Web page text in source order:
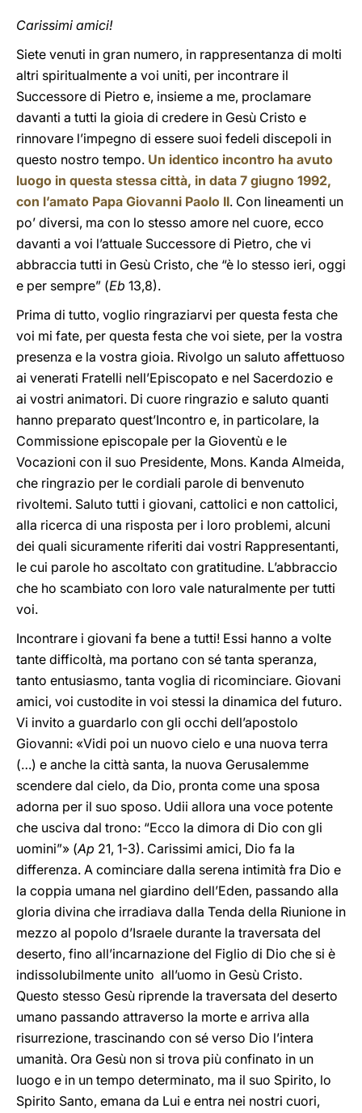
Carissimi amici!
Siete venuti in gran numero, in rappresentanza di molti
altri spiritualmente a voi uniti, per incontrare il
Successore di Pietro e, insieme a me, proclamare
davanti a tutti la gioia di credere in Gesù Cristo e
rinnovare l’impegno di essere suoi fedeli discepoli in
questo nostro tempo. Un identico incontro ha avuto
luogo in questa stessa città, in data 7 giugno 1992,
con l’amato Papa Giovanni Paolo II. Con lineamenti un
po’ diversi, ma con lo stesso amore nel cuore, ecco
davanti a voi l’attuale Successore di Pietro, che vi
abbraccia tutti in Gesù Cristo, che “è lo stesso ieri, oggi
e per sempre” (Eb 13,8).
Prima di tutto, voglio ringraziarvi per questa festa che
voi mi fate, per questa festa che voi siete, per la vostra
presenza e la vostra gioia. Rivolgo un saluto affettuoso
ai venerati Fratelli nell’Episcopato e nel Sacerdozio e
ai vostri animatori. Di cuore ringrazio e saluto quanti
hanno preparato quest’Incontro e, in particolare, la
Commissione episcopale per la Gioventù e le
Vocazioni con il suo Presidente, Mons. Kanda Almeida,
che ringrazio per le cordiali parole di benvenuto
rivoltemi. Saluto tutti i giovani, cattolici e non cattolici,
alla ricerca di una risposta per i loro problemi, alcuni
dei quali sicuramente riferiti dai vostri Rappresentanti,
le cui parole ho ascoltato con gratitudine. L’abbraccio
che ho scambiato con loro vale naturalmente per tutti
voi.
Incontrare i giovani fa bene a tutti! Essi hanno a volte
tante difficoltà, ma portano con sé tanta speranza,
tanto entusiasmo, tanta voglia di ricominciare. Giovani
amici, voi custodite in voi stessi la dinamica del futuro.
Vi invito a guardarlo con gli occhi dell’apostolo
Giovanni: «Vidi poi un nuovo cielo e una nuova terra
(…) e anche la città santa, la nuova Gerusalemme
scendere dal cielo, da Dio, pronta come una sposa
adorna per il suo sposo. Udii allora una voce potente
che usciva dal trono: “Ecco la dimora di Dio con gli
uomini”» (Ap 21, 1-3). Carissimi amici, Dio fa la
differenza. A cominciare dalla serena intimità fra Dio e
la coppia umana nel giardino dell’Eden, passando alla
gloria divina che irradiava dalla Tenda della Riunione in
mezzo al popolo d’Israele durante la traversata del
deserto, fino all’incarnazione del Figlio di Dio che si è
indissolubilmente unito all’uomo in Gesù Cristo.
Questo stesso Gesù riprende la traversata del deserto
umano passando attraverso la morte e arriva alla
risurrezione, trascinando con sé verso Dio l’intera
umanità. Ora Gesù non si trova più confinato in un
luogo e in un tempo determinato, ma il suo Spirito, lo
Spirito Santo, emana da Lui e entra nei nostri cuori,